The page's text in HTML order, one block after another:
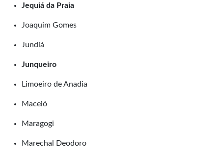
Jequiá da Praia
Joaquim Gomes
Jundiá
Junqueiro
Limoeiro de Anadia
Maceió
Maragogi
Marechal Deodoro